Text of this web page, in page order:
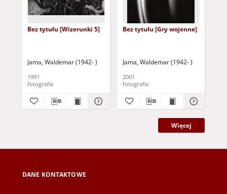
Bez tytułu [Wizerunki 5]
Jama, Waldemar (1942- )
1991
fotografia
Bez tytułu [Gry wojenne]
Jama, Waldemar (1942- )
2001
fotografia
Więcej
DANE KONTAKTOWE